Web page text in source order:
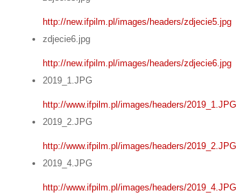
http://new.ifpilm.pl/images/headers/zdjecie5.jpg
zdjecie6.jpg
http://new.ifpilm.pl/images/headers/zdjecie6.jpg
2019_1.JPG
http://www.ifpilm.pl/images/headers/2019_1.JPG
2019_2.JPG
http://www.ifpilm.pl/images/headers/2019_2.JPG
2019_4.JPG
http://www.ifpilm.pl/images/headers/2019_4.JPG